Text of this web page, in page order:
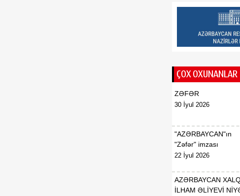
planlaşdırılan
şahmat yarışları
ÇOX OXUNANLAR
ZƏFƏR
30 İyul 2026
"AZƏRBAYCAN"ın
"Zəfər" imzası
22 İyul 2026
AZƏRBAYCAN
İLHAM ƏLİYEVİ